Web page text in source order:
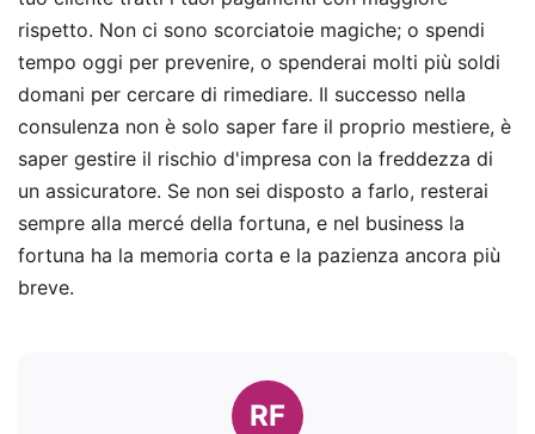
rispetto. Non ci sono scorciatoie magiche; o spendi
tempo oggi per prevenire, o spenderai molti più soldi
domani per cercare di rimediare. Il successo nella
consulenza non è solo saper fare il proprio mestiere, è
saper gestire il rischio d'impresa con la freddezza di
un assicuratore. Se non sei disposto a farlo, resterai
sempre alla mercé della fortuna, e nel business la
fortuna ha la memoria corta e la pazienza ancora più
breve.
RF